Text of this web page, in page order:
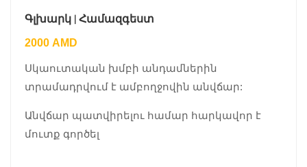
Գլխարկ | Համազգեստ
2000 AMD
Սկաուտական խմբի անդամներին
տրամադրվում է ամբողջովին անվճար:
Անվճար պատվիրելու համար հարկավոր է
մուտք գործել